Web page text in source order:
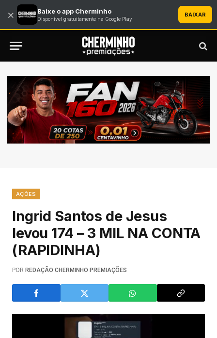
AÇÕES
Ingrid Santos de Jesus
levou 174 – 3 MIL NA CONTA
(RAPIDINHA)
POR REDAÇÃO CHERMINHO PREMIAÇÕES
× Baixe o app Cherminho
Disponível gratuitamente na Google Play
BAIXAR